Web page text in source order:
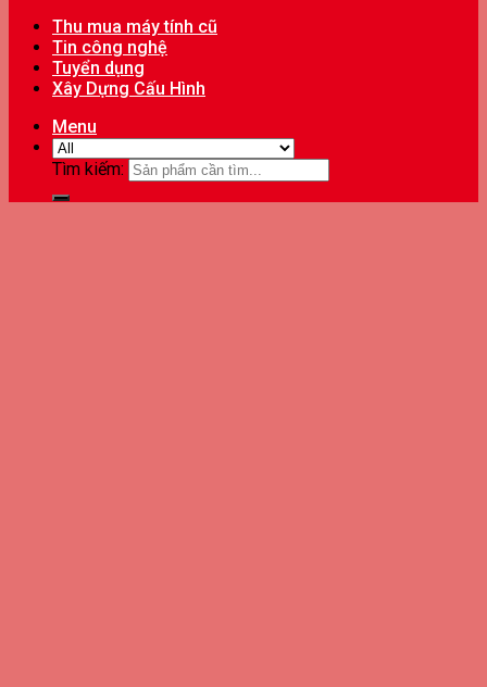
Thu mua máy tính cũ
Tin công nghệ
Tuyển dụng
Xây Dựng Cấu Hình
Menu
Tìm kiếm: